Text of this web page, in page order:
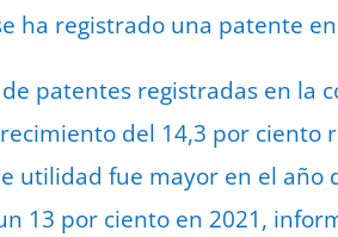
ha registrado una patente
patentes registradas en la
del 14,3 por ciento
utilidad fue mayor en el año
13 por ciento en 2021,